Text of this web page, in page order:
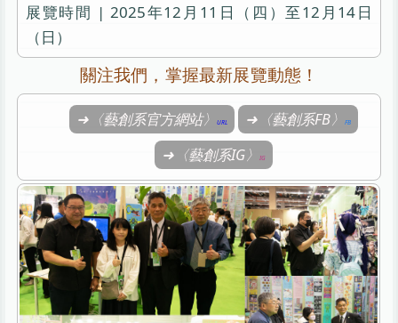
展覽時間 | 2025年12月11日（四）至12月14日
（日）
關注我們，掌握最新展覽動態！
➜〈藝創系官方網站〉
➜〈藝創系FB〉
➜〈藝創系IG〉